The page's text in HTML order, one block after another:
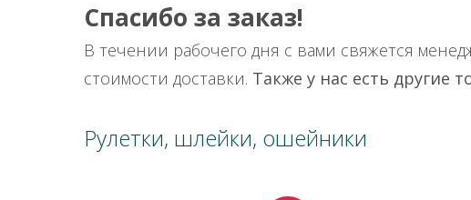
Спасибо за заказ!
В течении рабочего дня с вами свяжется
стоимости доставки. Также у нас есть другие
Рулетки, шлейки, ошейники